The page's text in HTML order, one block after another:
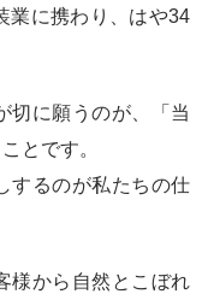
業に携わり、はや34
切に願うのが、「当
とです。
するのが私たちの仕
様から自然とこぼれ